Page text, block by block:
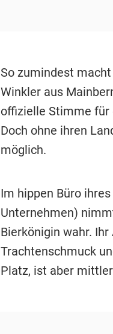
So zumindest
Winkler aus
offizielle Stimme für
Doch ohne ihren
möglich.
Im hippen Büro
Unternehmen)
Bierkönigin wahr.
Trachtenschmuck
Platz, ist aber